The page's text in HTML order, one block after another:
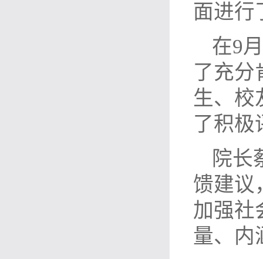
面进行
在9
了充分
生、校
了积极
院长
馈建议
加强社
量、内